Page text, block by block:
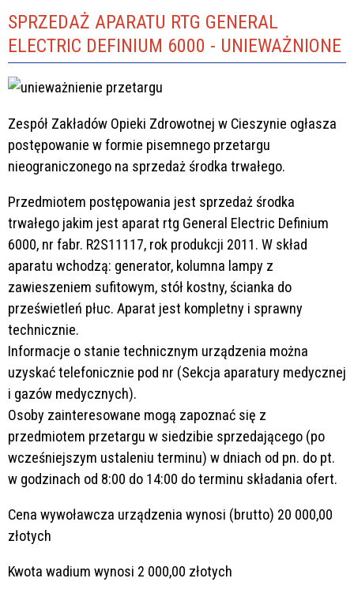
SPRZEDAŻ APARATU RTG GENERAL
ELECTRIC DEFINIUM 6000 - UNIEWAŻNIONE
Zespół Zakładów Opieki Zdrowotnej w Cieszynie ogłasza
postępowanie w formie pisemnego przetargu
nieograniczonego na sprzedaż środka trwałego.
Przedmiotem postępowania jest sprzedaż środka
trwałego jakim jest aparat rtg General Electric Definium
6000, nr fabr. R2S11117, rok produkcji 2011. W skład
aparatu wchodzą: generator, kolumna lampy z
zawieszeniem sufitowym, stół kostny, ścianka do
prześwietleń płuc. Aparat jest kompletny i sprawny
technicznie.
Informacje o stanie technicznym urządzenia można
uzyskać telefonicznie pod nr (Sekcja aparatury medycznej
i gazów medycznych).
Osoby zainteresowane mogą zapoznać się z
przedmiotem przetargu w siedzibie sprzedającego (po
wcześniejszym ustaleniu terminu) w dniach od pn. do pt.
w godzinach od 8:00 do 14:00 do terminu składania ofert.
Cena wywoławcza urządzenia wynosi (brutto) 20 000,00
złotych
Kwota wadium wynosi 2 000,00 złotych